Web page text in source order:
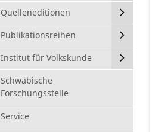
Quelleneditionen
Publikationsreihen
Institut für Volkskunde
Schwäbische
Forschungsstelle
Service